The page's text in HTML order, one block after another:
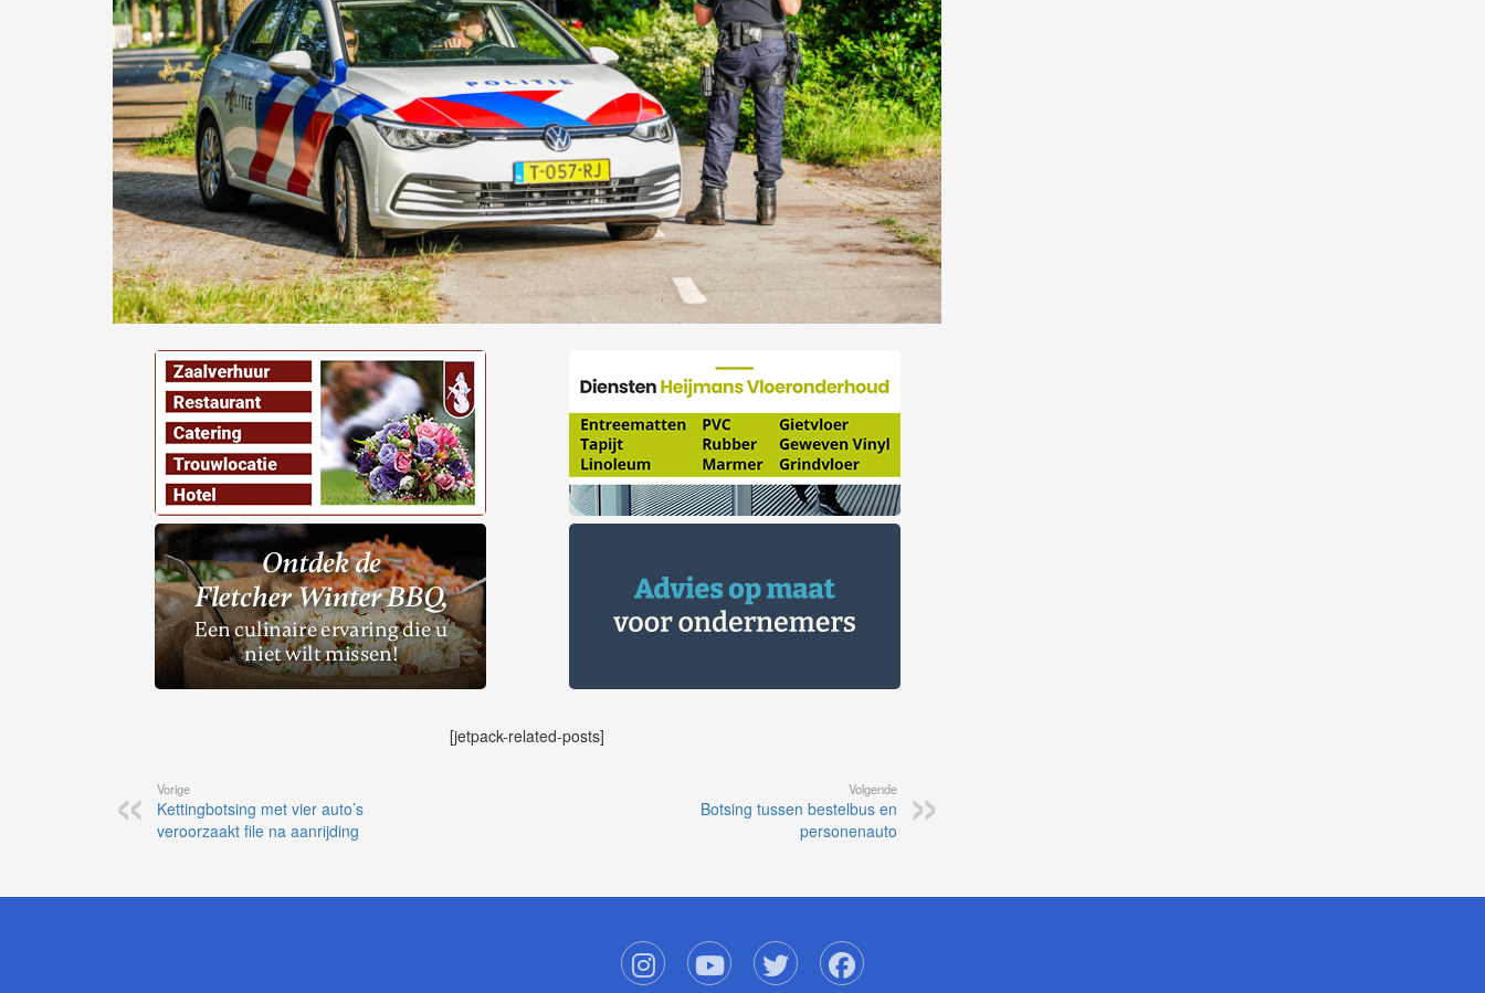
[jetpack-related-posts]
Vorige
Kettingbotsing met vier auto’s
veroorzaakt file na aanrijding
Volgende
Botsing tussen bestelbus en
personenauto